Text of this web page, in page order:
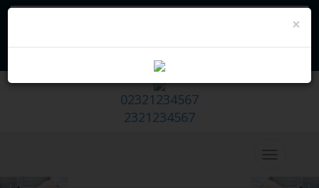
02321234567
2321234567
×